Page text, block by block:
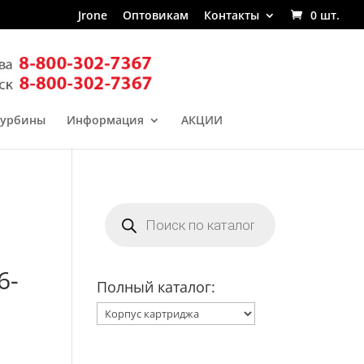
Jrone Оптовикам Контакты 0 шт.
Информация АКЦИИ
товаров
Полный каталог: